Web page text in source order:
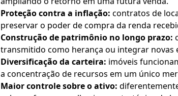
Proteção contra a inflação: contratos de
preservar o poder de compra da renda
Construção de patrimônio no longo prazo:
transmitido como herança ou integrar novas
Diversificação da carteira: imóveis
a concentração de recursos em um único
Maior controle sobre o ativo: